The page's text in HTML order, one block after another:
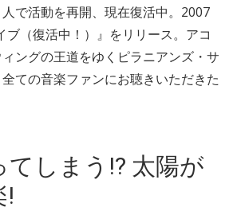
で活動を再開、現在復活中。2007
ブ（復活中！）』をリリース。アコ
ングの王道をゆくピラニアンズ・サ
ての音楽ファンにお聴きいただきた
てしまう!? 太陽が
!